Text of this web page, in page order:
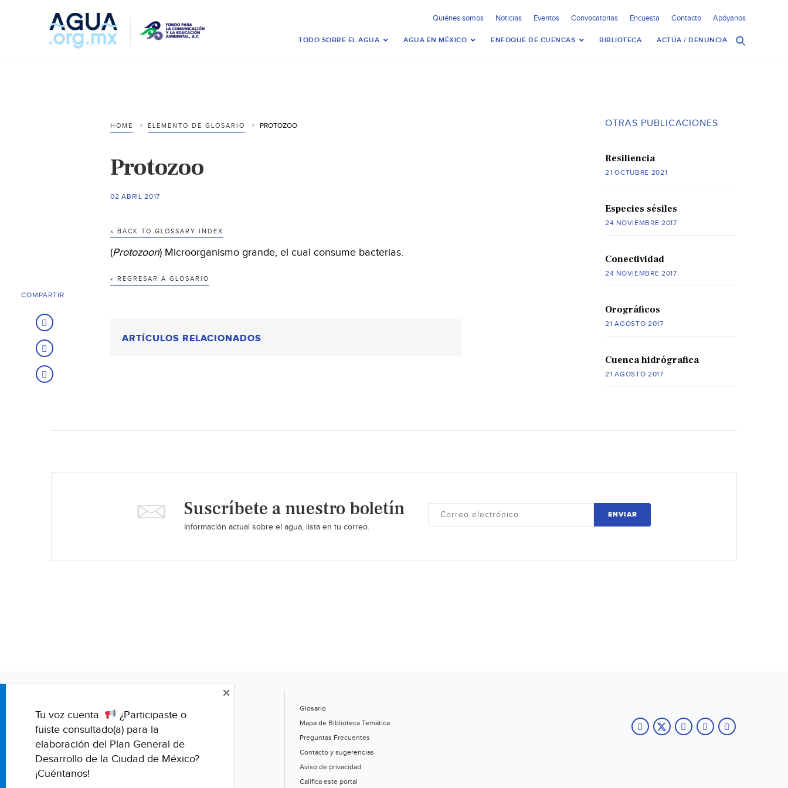
Quiénes somos Noticias Eventos Convocatorias Encuesta Contacto Apóyanos
TODO SOBRE EL AGUA AGUA EN MÉXICO ENFOQUE DE CUENCAS BIBLIOTECA ACTÚA / DENUNCIA
HOME ELEMENTO DE GLOSARIO PROTOZOO
Protozoo
02 ABRIL 2017
« BACK TO GLOSSARY INDEX
(Protozoon) Microorganismo grande, el cual consume bacterias.
« REGRESAR A GLOSARIO
ARTÍCULOS RELACIONADOS
COMPARTIR
OTRAS PUBLICACIONES
Resiliencia
21 OCTUBRE 2021
Especies sésiles
24 NOVIEMBRE 2017
Conectividad
24 NOVIEMBRE 2017
Orográficos
21 AGOSTO 2017
Cuenca hidrógrafica
21 AGOSTO 2017
Suscríbete a nuestro boletín
Información actual sobre el agua, lista en tu correo.
ENVIAR
Glosario
Mapa de Biblioteca Temática
Preguntas Frecuentes
Contacto y sugerencias
Aviso de privacidad
Califica este portal
Tu voz cuenta.
¿Participaste o
fuiste consultado(a) para la
elaboración del Plan General de
Desarrollo de la Ciudad de México?
¡Cuéntanos!
×